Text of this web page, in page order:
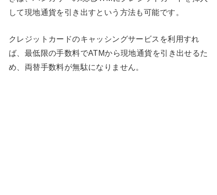
して現地通貨を引き出すという方法も可能です。
クレジットカードのキャッシングサービスを利用すれ
ば、最低限の手数料でATMから現地通貨を引き出せるた
め、両替手数料が無駄になりません。